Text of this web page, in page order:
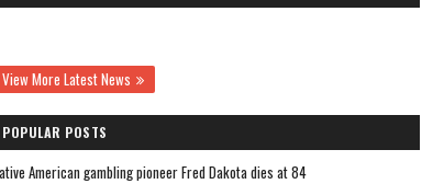
View More Latest News
POPULAR POSTS
American gambling pioneer Fred Dakota dies at 84